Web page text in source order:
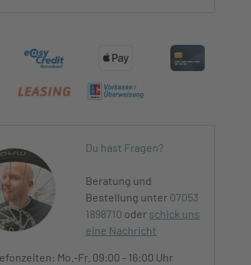
Du hast Fragen?
Beratung und
Bestellung unter 07053
1898710 oder schick uns
eine Nachricht
Mo.-Fr. 09:00 - 16:00 Uhr